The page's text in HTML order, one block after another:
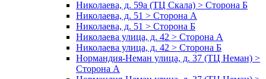
Николаева, д. 59а (ТЦ Скала) > Сторона Б
Николаева, д. 51 > Сторона А
Николаева, д. 51 > Сторона Б
Николаева улица, д. 42 > Сторона А
Николаева улица, д. 42 > Сторона Б
Нормандия-Неман улица, д. 37 (ТЦ Неман) >
Сторона А